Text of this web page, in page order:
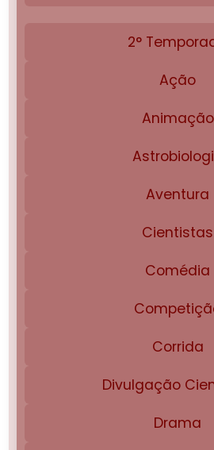
2°
Ação
Animação
Aventura
Cientistas
Comédia
Corrida
Divulgação
Drama